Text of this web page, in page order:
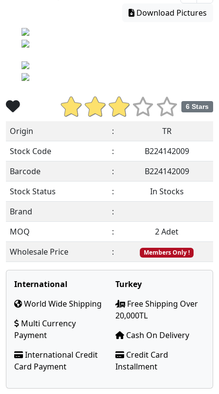
Download Pictures
6 Stars
Origin :
TR
Stock Code
:
B224142009
Barcode
:
B224142009
Stock Status
:
In Stocks
Brand
:
MOQ
:
2 Adet
Wholesale Price
: Members Only !
International
World Wide Shipping
Multi Currency
Payment
International Credit
Card Payment
Turkey
Free Shipping Over
20,000TL
Cash On Delivery
Credit Card
Installment